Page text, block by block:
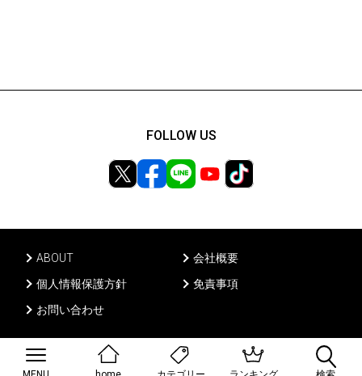
ABOUT
会社概要
個人情報保護方針
免責事項
お問い合わせ
FOLLOW US
Ⓒ PONY CANYON INC, All rights reserved.